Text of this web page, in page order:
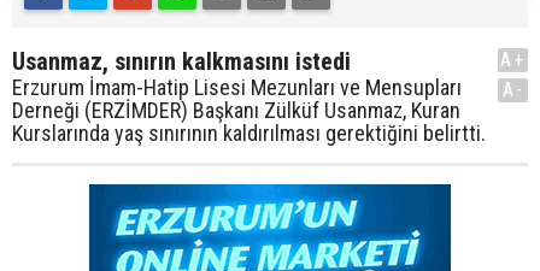
Usanmaz, sınırın kalkmasını istedi
Erzurum İmam-Hatip Lisesi Mezunları ve Mensupları
Derneği (ERZİMDER) Başkanı Zülküf Usanmaz, Kuran
Kurslarında yaş sınırının kaldırılması gerektiğini belirtti.
A+
A-